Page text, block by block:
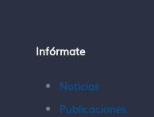
Infórmate
Noticias
Publicaciones